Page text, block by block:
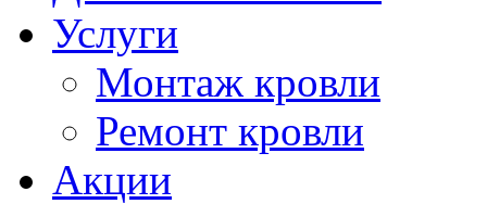
Услуги
Монтаж кровли
Ремонт кровли
Акции